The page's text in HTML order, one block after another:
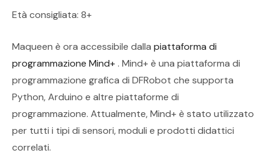
Età consigliata: 8+
Maqueen è ora accessibile dalla piattaforma di
programmazione Mind+. Mind+ è una piattaforma di
programmazione grafica di DFRobot che supporta
Python, Arduino e altre piattaforme di
programmazione. Attualmente, Mind+ è stato utilizzato
per tutti i tipi di sensori, moduli e prodotti didattici
correlati.